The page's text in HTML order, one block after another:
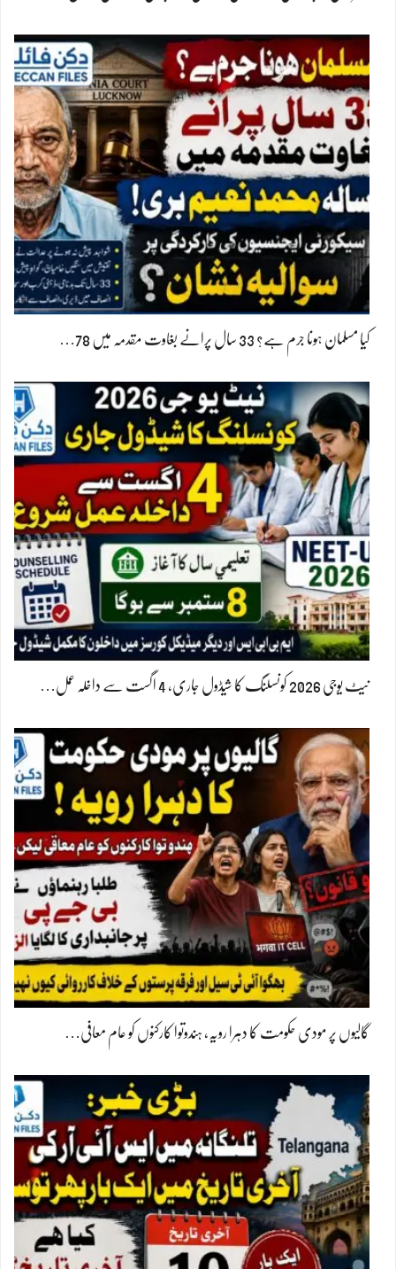
کیا مسلمان ہونا جرم ہے؟ 33 سال پرانے بغاوت مقدمہ میں 78…
نیٹ یوجی 2026 کونسلنگ کا شیڈول جاری، 4 اگست سے داخلہ عمل…
گالیوں پر مودی حکومت کا دہرا رویہ، ہندوتوا کارکنوں کو عام معافی…